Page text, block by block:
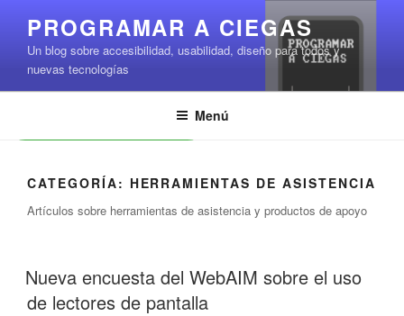
contenido
PROGRAMAR A CIEGAS
Un blog sobre accesibilidad, usabilidad, diseño para todos y
nuevas tecnologías
Menú
Leer contenido
CATEGORÍA: HERRAMIENTAS DE ASISTENCIA
Artículos sobre herramientas de asistencia y productos de apoyo
Nueva encuesta del WebAIM sobre el uso
de lectores de pantalla